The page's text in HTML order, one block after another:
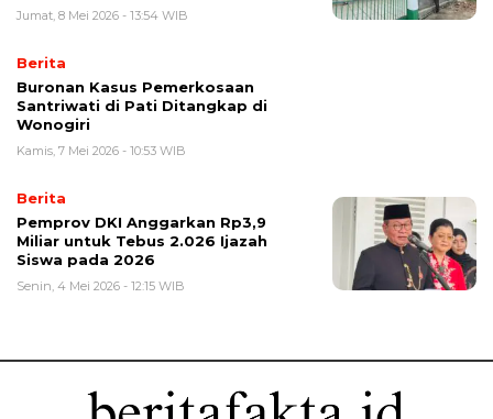
Jumat, 8 Mei 2026 - 13:54 WIB
Berita
Buronan Kasus Pemerkosaan
Santriwati di Pati Ditangkap di
Wonogiri
Kamis, 7 Mei 2026 - 10:53 WIB
Berita
Pemprov DKI Anggarkan Rp3,9
Miliar untuk Tebus 2.026 Ijazah
Siswa pada 2026
Senin, 4 Mei 2026 - 12:15 WIB